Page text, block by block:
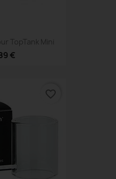
TopTank Mini
€
favorite_border